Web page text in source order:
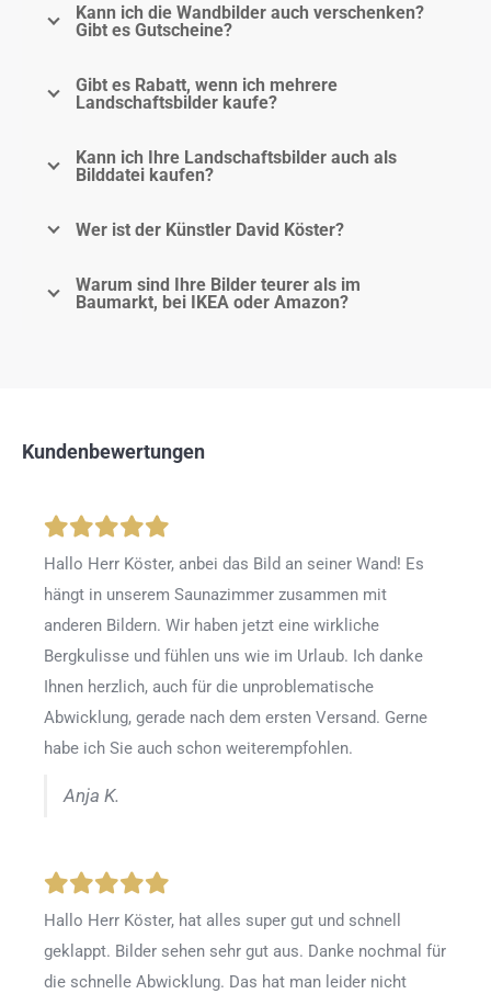
Kann ich die Wandbilder auch verschenken?
Gibt es Gutscheine?
Gibt es Rabatt, wenn ich mehrere
Landschaftsbilder kaufe?
Kann ich Ihre Landschaftsbilder auch als
Bilddatei kaufen?
Wer ist der Künstler David Köster?
Warum sind Ihre Bilder teurer als im
Baumarkt, bei IKEA oder Amazon?
Kundenbewertungen
Hallo Herr Köster, anbei das Bild an seiner Wand! Es
hängt in unserem Saunazimmer zusammen mit
anderen Bildern. Wir haben jetzt eine wirkliche
Bergkulisse und fühlen uns wie im Urlaub. Ich danke
Ihnen herzlich, auch für die unproblematische
Abwicklung, gerade nach dem ersten Versand. Gerne
habe ich Sie auch schon weiterempfohlen.
Anja K.
Hallo Herr Köster, hat alles super gut und schnell
geklappt. Bilder sehen sehr gut aus. Danke nochmal für
die schnelle Abwicklung. Das hat man leider nicht